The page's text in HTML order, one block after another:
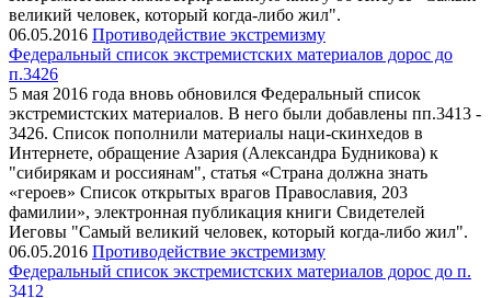
великий человек, который когда-либо жил".
06.05.2016 Противодействие экстремизму
Федеральный список экстремистских материалов дорос до
п.3426
5 мая 2016 года вновь обновился Федеральный список
экстремистских материалов. В него были добавлены пп.3413 -
3426. Список пополнили материалы наци-скинхедов в
Интернете, обращение Азария (Александра Будникова) к
"сибирякам и россиянам", статья «Страна должна знать
«героев» Список открытых врагов Православия, 203
фамилии», электронная публикация книги Свидетелей
Иеговы "Самый великий человек, который когда-либо жил".
06.05.2016 Противодействие экстремизму
Федеральный список экстремистских материалов дорос до п.
3412